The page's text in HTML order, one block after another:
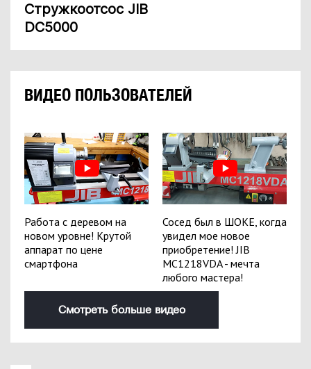
Стружкоотсос JIB
DC5000
ВИДЕО ПОЛЬЗОВАТЕЛЕЙ
Работа с деревом на
новом уровне! Крутой
аппарат по цене
смартфона
Сосед был в ШОКЕ, когда
увидел мое новое
приобретение! JIB
MC1218VDA - мечта
любого мастера!
Смотреть больше видео